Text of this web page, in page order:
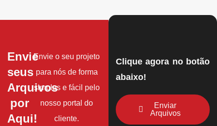
Envie
seus
Arquivos
por
Aqui!
Envie o seu projeto
para nós de forma
simples e fácil pelo
nosso portal do
cliente.
Clique agora no botão
abaixo!
Enviar
Arquivos